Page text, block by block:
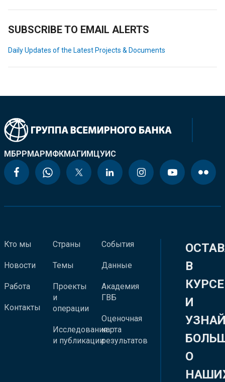
SUBSCRIBE TO EMAIL ALERTS
Daily Updates of the Latest Projects & Documents
МБРРМАРМФКМАГИМЦУИС
Кто мы
Новости
Работа
Контакты
Страны
Темы
Проекты
и
операции
Исследования
и публикации
События
Данные
Академия
ГВБ
Оценочная
карта
результатов
В
КУРСЕ
И
О